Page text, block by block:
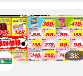
１ 八千代台ＡＰＩＡビル 地下１
階
3枚